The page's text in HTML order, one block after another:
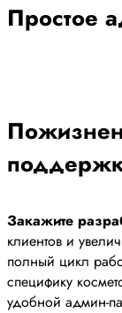
Простое
Закажите
клиентов и
полный цикл
специфику
удобной админ-